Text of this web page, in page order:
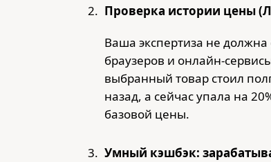
Проверка истории цены
Ваша экспертиза не
браузеров и онлайн-
выбранный товар стоил
назад, а сейчас упала на
базовой цены.
Умный кэшбэк: